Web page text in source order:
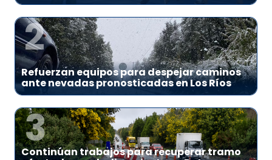
2
Refuerzan equipos para despejar caminos
ante nevadas pronosticadas en Los Ríos
3
Continúan trabajos para recuperar tramo